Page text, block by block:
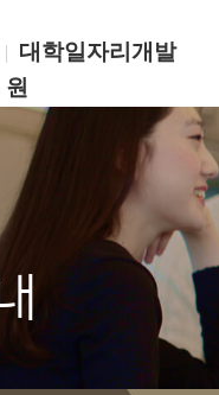
대학일자리개발
원
개발원